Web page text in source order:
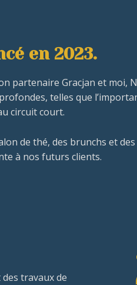
en 2023.
partenaire Gracjan et moi,
telles que
circuit court.
de thé, des brunchs et
à nos futurs clients.
travaux de